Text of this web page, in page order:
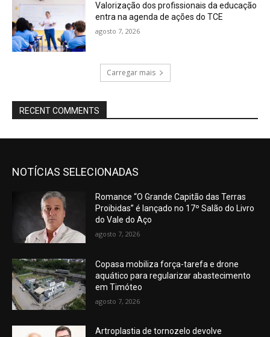
Valorização dos profissionais da educação
entra na agenda de ações do TCE
agosto 7, 2026
Carregar mais
RECENT COMMENTS
NOTÍCIAS SELECIONADAS
Romance “O Grande Capitão das Terras
Proibidas” é lançado no 17º Salão do Livro
do Vale do Aço
agosto 7, 2026
Copasa mobiliza força-tarefa e drone
aquático para regularizar abastecimento
em Timóteo
agosto 7, 2026
Artroplastia de tornozelo devolve